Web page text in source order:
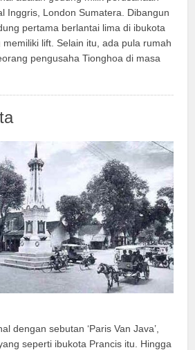
Inggris, London Sumatera. Dibangun
pertama berlantai lima di ibukota
lift. Selain itu, ada pula rumah
pengusaha Tionghoa di masa
dengan sebutan ‘Paris Van Java’,
seperti ibukota Prancis itu. Hingga